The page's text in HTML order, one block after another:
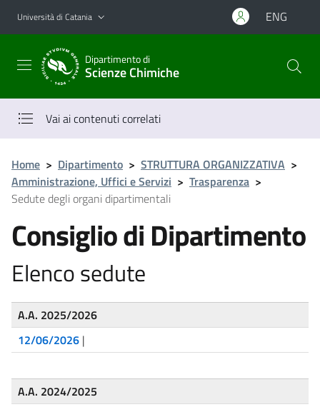
Vai al contenuto principale
Vai al menu di navigazione
Università di Catania ENG
Dipartimento di
Scienze Chimiche
Vai ai contenuti correlati
Home > Dipartimento > STRUTTURA ORGANIZZATIVA >
Amministrazione, Uffici e Servizi > Trasparenza >
Sedute degli organi dipartimentali
Consiglio di Dipartimento
Elenco sedute
A.A. 2025/2026
12/06/2026 |
A.A. 2024/2025